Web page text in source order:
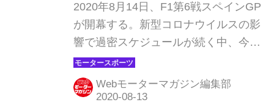
ホンダにとって、スペインGPは非常
に重要なレースとなる。もし連勝する
ことができれば一気にチャンピオン争
いの流れを変えることで...
性大【モータースポーツ】
2020年8月14日、F1第6戦スペインGP
が開幕する。新型コロナウイルスの影
響で過密スケジュールが続く中、今季
2度目の3連戦の3戦目、7月3日に開幕
してわずか7週で6回目のグランプリと
なる。例年はサマーブレイクというこ
Webモーターマガジン編集部